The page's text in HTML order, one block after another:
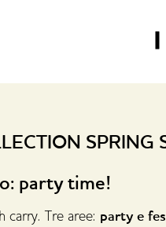
SPRING
party time!
carry. Tre aree: party e